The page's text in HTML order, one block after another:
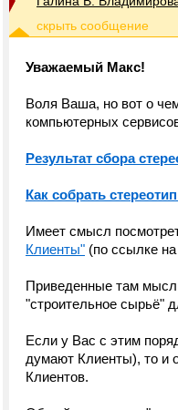
Уважаемый Макс!
Воля Ваша, но вот о
компьютерных
Результат сбора
Как собрать
Имеет смысл
Клиенты" (по ссылке
Приведенные там
"строительное сырьё"
Если у Вас с этим
думают Клиенты), то и
Клиентов.